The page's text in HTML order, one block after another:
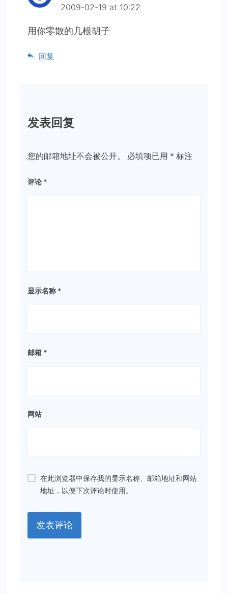
2009-02-19 at 10:22
用你零散的几根胡子
回复
发表回复
您的邮箱地址不会被公开。 必填项已用 * 标注
评论 *
显示名称 *
邮箱 *
网站
在此浏览器中保存我的显示名称、邮箱地址和网站
地址，以便下次评论时使用。